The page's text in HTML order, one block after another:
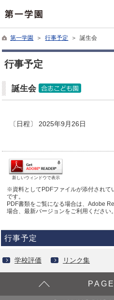
第一学園 ＞行事予定 ＞ 誕生会
行事予定
誕生会
〔日程〕 2025年9月26日
新しいウィンドウで表示
※資料としてPDFファイルが添付されて
です。
PDF書類をご覧になる場合は、Adobe
場合、最新バージョンをご利用ください。
行事予定
学校評価 リンク集